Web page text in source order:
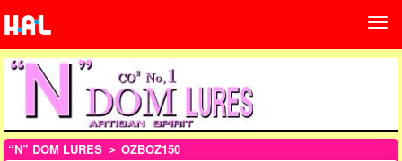
“N” DOM LURES ＞ OZBOZ150